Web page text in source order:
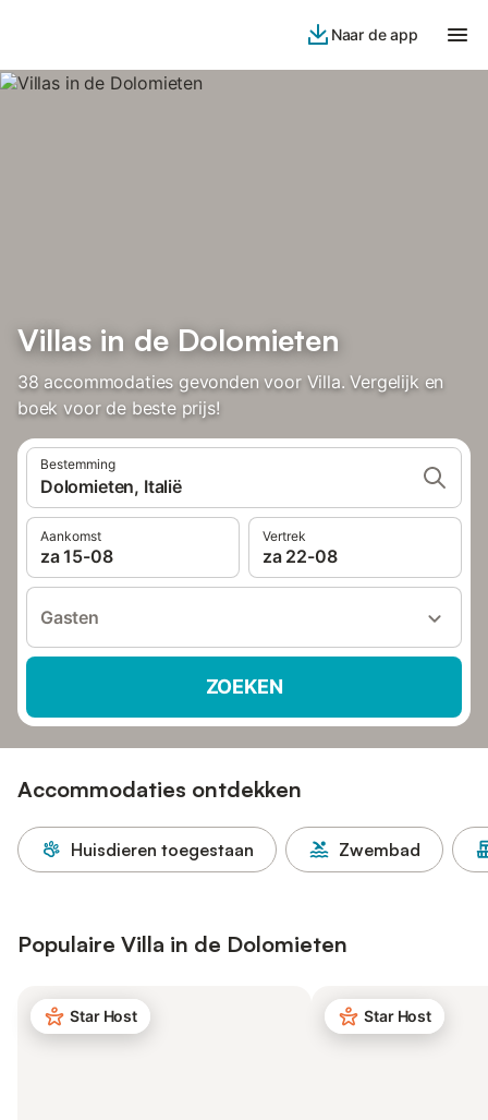
Naar de app
Villas in de Dolomieten
38 accommodaties gevonden voor Villa. Vergelijk en
boek voor de beste prijs!
Bestemming
Dolomieten, Italië
Aankomst
za 15-08
Vertrek
za 22-08
Gasten
ZOEKEN
Accommodaties ontdekken
Huisdieren toegestaan Zwembad
Populaire Villa in de Dolomieten
Star Host Star Host